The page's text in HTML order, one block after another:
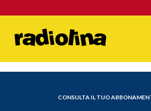
CONSULTA IL TUO